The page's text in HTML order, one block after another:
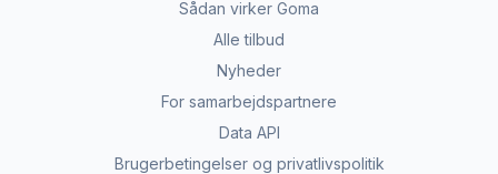
Sådan virker Goma
Alle tilbud
Nyheder
For samarbejdspartnere
Data API
Brugerbetingelser og privatlivspolitik